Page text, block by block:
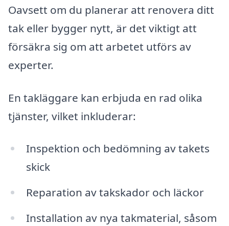
Oavsett om du planerar att renovera ditt
tak eller bygger nytt, är det viktigt att
försäkra sig om att arbetet utförs av
experter.
En takläggare kan erbjuda en rad olika
tjänster, vilket inkluderar:
Inspektion och bedömning av takets
skick
Reparation av takskador och läckor
Installation av nya takmaterial, såsom